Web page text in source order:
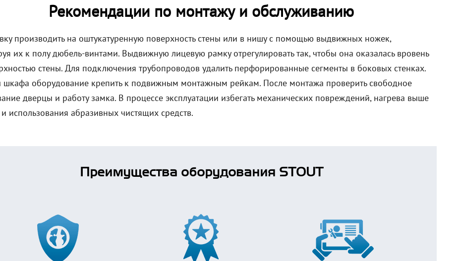
Рекомендации по монтажу и обслуживанию
производить на оштукатуренную поверхность стены или в нишу с помощью выдвижных ножек,
их к полу дюбель-винтами. Выдвижную лицевую рамку отрегулировать так, чтобы она оказалась вровень
стены. Для подключения трубопроводов удалить перфорированные сегменты в боковых стенках.
шкафа оборудование крепить к подвижным монтажным рейкам. После монтажа проверить свободное
дверцы и работу замка. В процессе эксплуатации избегать механических повреждений, нагрева выше
и использования абразивных чистящих средств.
Преимущества оборудования STOUT